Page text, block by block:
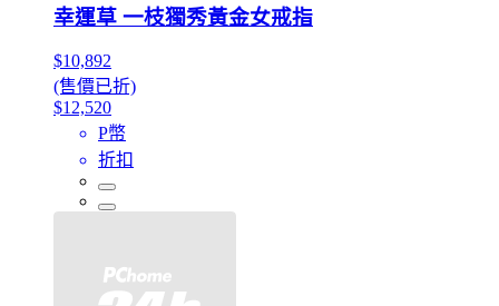
幸運草 一枝獨秀黃金女戒指
$10,892
(售價已折)
$12,520
P幣
折扣